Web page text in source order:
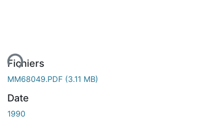
Fichiers
MM68049.PDF (3.11 MB)
Date
1990